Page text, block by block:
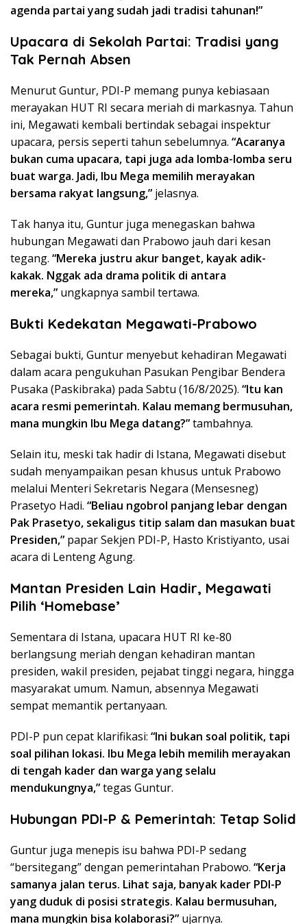
agenda partai yang sudah jadi tradisi tahunan!”
Upacara di Sekolah Partai: Tradisi yang
Tak Pernah Absen
Menurut Guntur, PDI-P memang punya kebiasaan
merayakan HUT RI secara meriah di markasnya. Tahun
ini, Megawati kembali bertindak sebagai inspektur
upacara, persis seperti tahun sebelumnya. “Acaranya
bukan cuma upacara, tapi juga ada lomba-lomba seru
buat warga. Jadi, Ibu Mega memilih merayakan
bersama rakyat langsung,” jelasnya.
Tak hanya itu, Guntur juga menegaskan bahwa
hubungan Megawati dan Prabowo jauh dari kesan
tegang. “Mereka justru akur banget, kayak adik-
kakak. Nggak ada drama politik di antara
mereka,” ungkapnya sambil tertawa.
Bukti Kedekatan Megawati-Prabowo
Sebagai bukti, Guntur menyebut kehadiran Megawati
dalam acara pengukuhan Pasukan Pengibar Bendera
Pusaka (Paskibraka) pada Sabtu (16/8/2025). “Itu kan
acara resmi pemerintah. Kalau memang bermusuhan,
mana mungkin Ibu Mega datang?”tambahnya.
Selain itu, meski tak hadir di Istana, Megawati disebut
sudah menyampaikan pesan khusus untuk Prabowo
melalui Menteri Sekretaris Negara (Mensesneg)
Prasetyo Hadi. “Beliau ngobrol panjang lebar dengan
Pak Prasetyo, sekaligus titip salam dan masukan buat
Presiden,” papar Sekjen PDI-P, Hasto Kristiyanto, usai
acara di Lenteng Agung.
Mantan Presiden Lain Hadir, Megawati
Pilih ‘Homebase’
Sementara di Istana, upacara HUT RI ke-80
berlangsung meriah dengan kehadiran mantan
presiden, wakil presiden, pejabat tinggi negara, hingga
masyarakat umum. Namun, absennya Megawati
sempat memantik pertanyaan.
PDI-P pun cepat klarifikasi: “Ini bukan soal politik, tapi
soal pilihan lokasi. Ibu Mega lebih memilih merayakan
di tengah kader dan warga yang selalu
mendukungnya,”tegas Guntur.
Hubungan PDI-P & Pemerintah: Tetap Solid
Guntur juga menepis isu bahwa PDI-P sedang
“bersitegang” dengan pemerintahan Prabowo. “Kerja
samanya jalan terus. Lihat saja, banyak kader PDI-P
yang duduk di posisi strategis. Kalau bermusuhan,
mana mungkin bisa kolaborasi?” ujarnya.